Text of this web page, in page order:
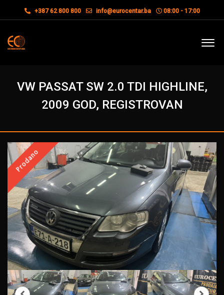
+387 62 800 800 info@eurocentar.ba 08:00 - 17:00
VW PASSAT SW 2.0 TDI HIGHLINE,
2009 GOD, REGISTROVAN
Prodano